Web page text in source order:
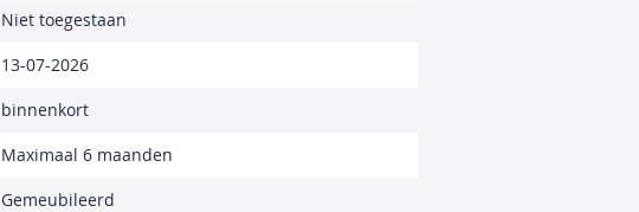
Niet toegestaan
13-07-2026
binnenkort
Maximaal 6 maanden
Gemeubileerd